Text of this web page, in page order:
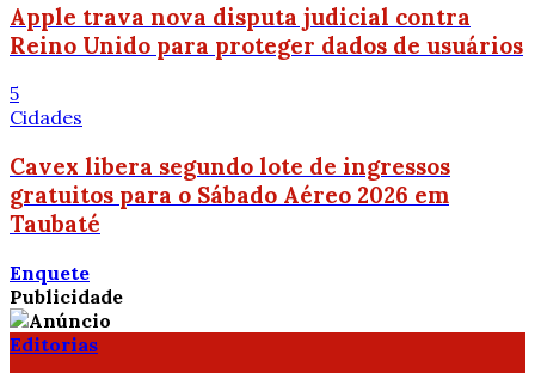
Apple trava nova disputa judicial contra
Reino Unido para proteger dados de usuários
5
Cidades
Cavex libera segundo lote de ingressos
gratuitos para o Sábado Aéreo 2026 em
Taubaté
Enquete
Publicidade
Editorias